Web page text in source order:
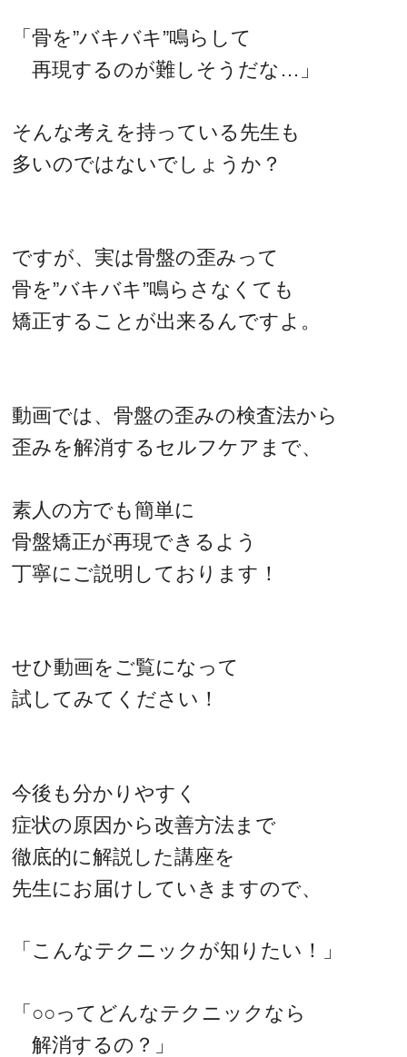
「骨を”バキバキ”鳴らして
再現するのが難しそうだな…」
そんな考えを持っている先生も
多いのではないでしょうか？
ですが、実は骨盤の歪みって
骨を”バキバキ”鳴らさなくても
矯正することが出来るんですよ。
動画では、骨盤の歪みの検査法から
歪みを解消するセルフケアまで、
素人の方でも簡単に
骨盤矯正が再現できるよう
丁寧にご説明しております！
せひ動画をご覧になって
試してみてください！
今後も分かりやすく
症状の原因から改善方法まで
徹底的に解説した講座を
先生にお届けしていきますので、
「こんなテクニックが知りたい！」
「○○ってどんなテクニックなら
解消するの？」